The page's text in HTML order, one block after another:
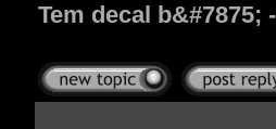
Tem decal b&#7875;